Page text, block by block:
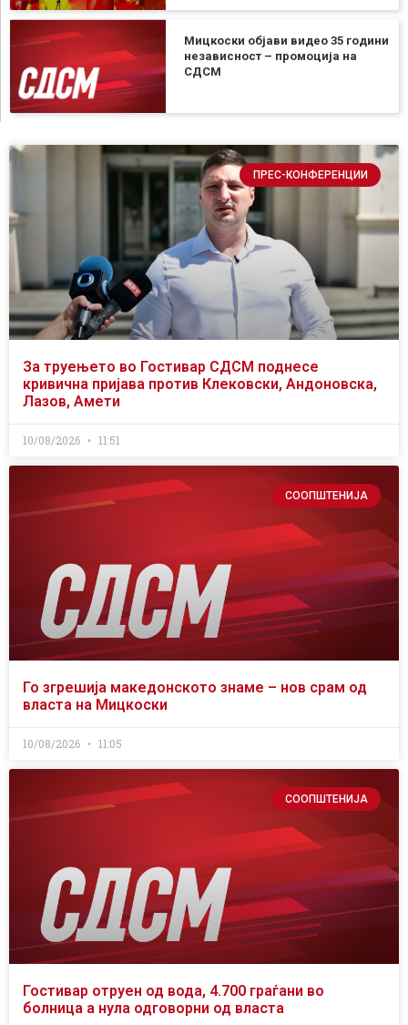
Мицкоски објави видео 35 години
независност – промоција на
СДСМ
ПРЕС-КОНФЕРЕНЦИИ
За труењето во Гостивар СДСМ поднесе
кривична пријава против Клековски, Андоновска,
Лазов, Амети
10/08/2026 11:51
СООПШТЕНИЈА
Го згрешија македонското знаме – нов срам од
власта на Мицкоски
10/08/2026 11:05
СООПШТЕНИЈА
Гостивар отруен од вода, 4.700 граѓани во
болница а нула одговорни од власта